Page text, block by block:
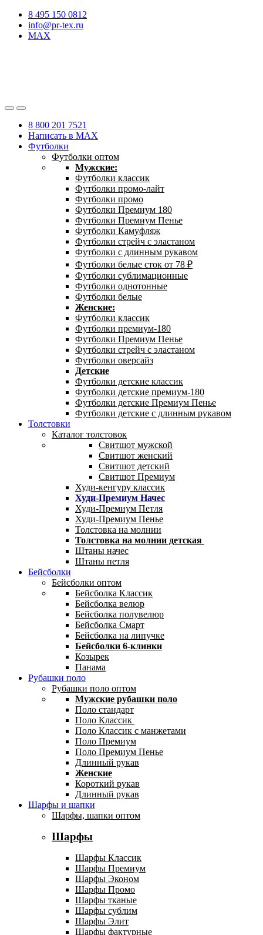
8 495 150 0812
info@pr-tex.ru
MAX
8 800 201 7521
Написать в MAX
Футболки
Футболки оптом
Мужские:
Футболки классик
Футболки промо-лайт
Футболки промо
Футболки Премиум 180
Футболки Премиум Пенье
Футболки Камуфляж
Футболки стрейч с эластаном
Футболки с длинным рукавом
Футболки белые сток от 78 ₽
Футболки сублимационные
Футболки однотонные
Футболки белые
Женские:
Футболки классик
Футболки премиум-180
Футболки Премиум Пенье
Футболки стрейч с эластаном
Футболки оверсайз
Детские
Футболки детские классик
Футболки детские премиум-180
Футболки детские Премиум Пенье
Футболки детские с длинным рукавом
Толстовки
Каталог толстовок
Свитшот мужской
Свитшот женский
Свитшот детский
Свитшот Премиум
Худи-кенгуру классик
Худи-Премиум Начес
Худи-Премиум Петля
Худи-Премиум Пенье
Толстовка на молнии
Толстовка на молнии детская
Штаны начес
Штаны петля
Бейсболки
Бейсболки оптом
Бейсболка Классик
Бейсболка велюр
Бейсболка полувелюр
Бейсболка Смарт
Бейсболка на липучке
Бейсболки 6-клинки
Козырек
Панама
Рубашки поло
Рубашки поло оптом
Мужские рубашки поло
Поло стандарт
Поло Классик
Поло Классик с манжетами
Поло Премиум
Поло Премиум Пенье
Длинный рукав
Женские
Короткий рукав
Длинный рукав
Шарфы и шапки
Шарфы, шапки оптом
Шарфы
Шарфы Классик
Шарфы Премиум
Шарфы Эконом
Шарфы Промо
Шарфы тканые
Шарфы сублим
Шарфы Элит
Шарфы фактурные